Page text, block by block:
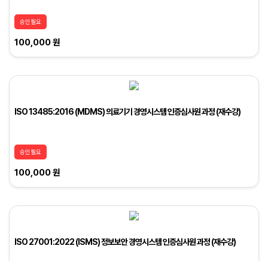
승인필요
100,000 원
ISO 13485:2016 (MDMS) 의료기기 경영시스템 인증심사원 과정 (재수강)
승인필요
100,000 원
ISO 27001:2022 (ISMS) 정보보안 경영시스템 인증심사원 과정 (재수강)